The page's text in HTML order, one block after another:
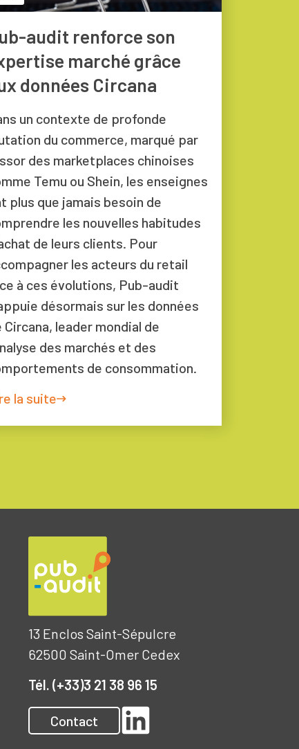
audit renforce son
marché grâce
données Circana
un contexte de profonde
du commerce, marqué par
des marketplaces chinoises
Temu ou Shein, les enseignes
plus que jamais besoin de
les nouvelles habitudes
de leurs clients. Pour
les acteurs du retail
à ces évolutions, Pub-audit
désormais sur les données
Circana, leader mondial de
des marchés et des
de consommation.
la suite
13 Enclos Saint-Sépulcre
62500 Saint-Omer Cedex
Tél. (+33)3 21 38 96 15
Contact